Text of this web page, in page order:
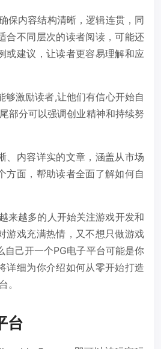
保内容结构清晰，逻辑连贯，同
合不同层次的读者阅读，可能还
或建议，让读者更容易理解和应
够激励读者,让他们有信心开始自
部分可以强调创业精神和持续努
、内容详实的文章，涵盖从市场
方面，帮助读者全面了解如何自
来越多的人开始关注游戏开发和
游戏充满热情，又不想只做游戏
自己开一个PG电子平台可能是你
详细为你介绍如何从零开始打造
。
台